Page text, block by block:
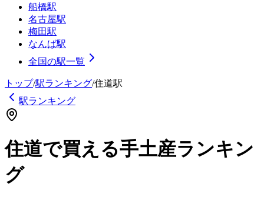
船橋駅
名古屋駅
梅田駅
なんば駅
全国の駅一覧
トップ/駅ランキング/住道駅
駅ランキング
住道で買える手土産ランキン
グ